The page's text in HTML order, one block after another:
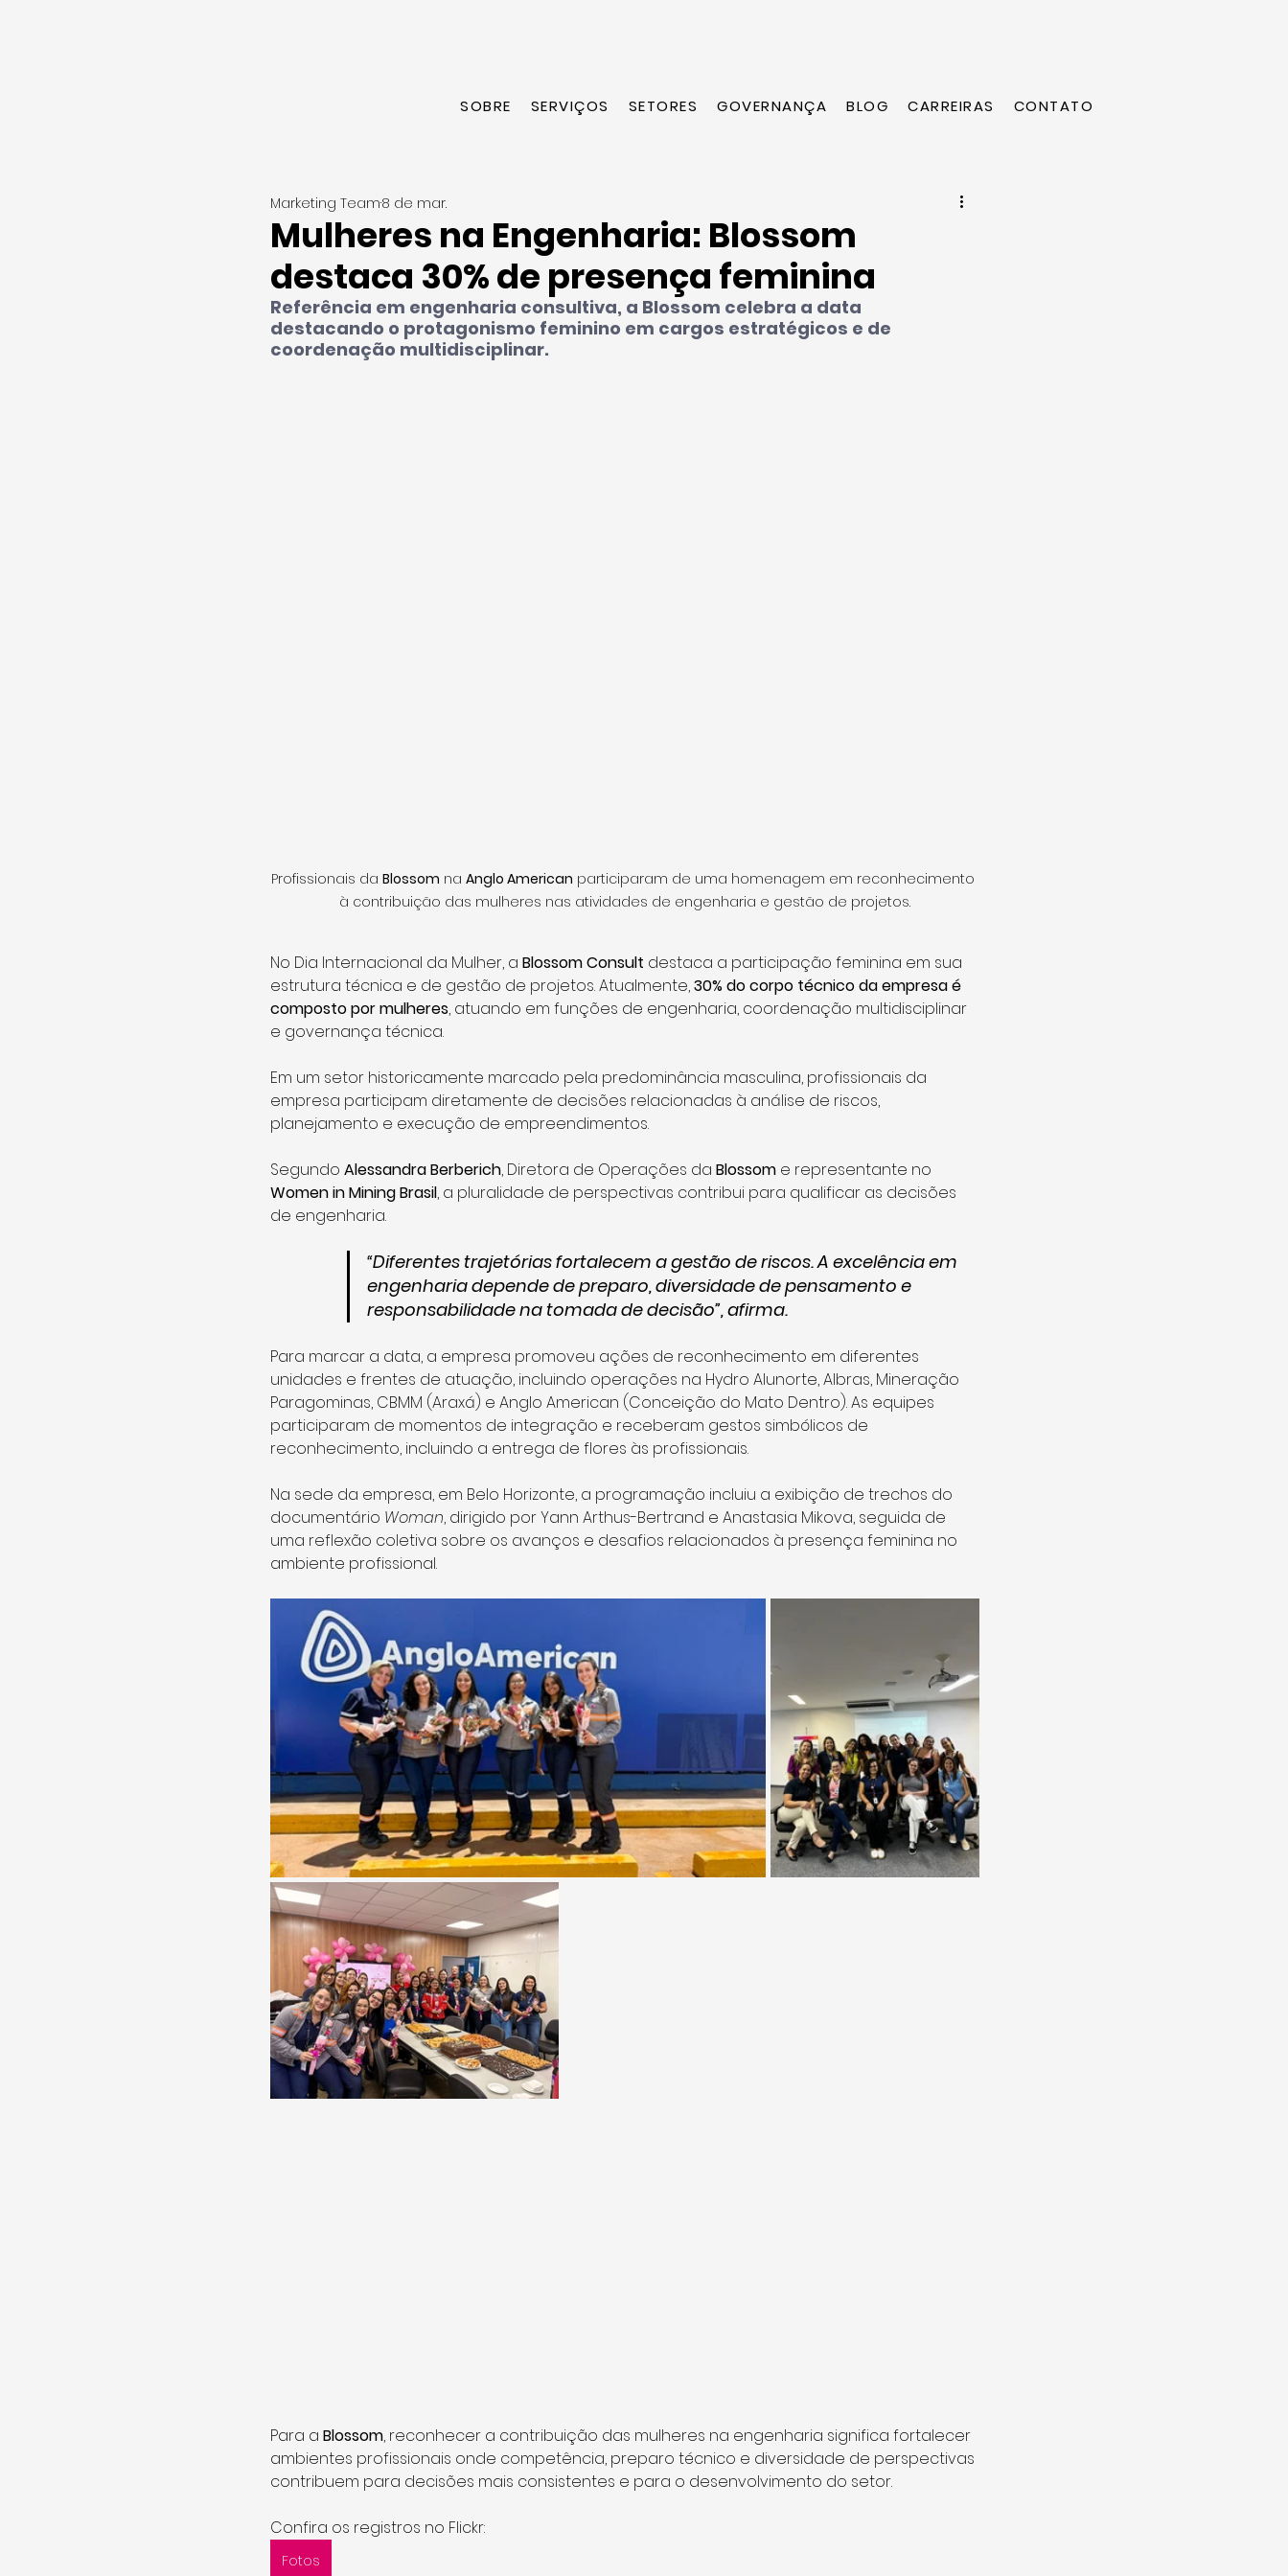
SOBRE SERVIÇOS SETORES GOVERNANÇA BLOG CARREIRAS CONTATO
Mulheres na Engenharia: Blossom
destaca 30% de presença feminina
Marketing Team8 de mar.
Referência em engenharia consultiva, a Blossom celebra a data
destacando o protagonismo feminino em cargos estratégicos e de
coordenação multidisciplinar.
Profissionais da Blossom na Anglo American participaram de uma homenagem em reconhecimento
à contribuição das mulheres nas atividades de engenharia e gestão de projetos.
No Dia Internacional da Mulher, a Blossom Consult destaca a participação feminina em sua
estrutura técnica e de gestão de projetos. Atualmente, 30% do corpo técnico da empresa é
composto por mulheres, atuando em funções de engenharia, coordenação multidisciplinar
e governança técnica.
Em um setor historicamente marcado pela predominância masculina, profissionais da
empresa participam diretamente de decisões relacionadas à análise de riscos,
planejamento e execução de empreendimentos.
Segundo Alessandra Berberich, Diretora de Operações da Blossom e representante no
Women in Mining Brasil, a pluralidade de perspectivas contribui para qualificar as decisões
de engenharia.
“Diferentes trajetórias fortalecem a gestão de riscos. A excelência em
engenharia depende de preparo, diversidade de pensamento e
responsabilidade na tomada de decisão”, afirma.
Para marcar a data, a empresa promoveu ações de reconhecimento em diferentes
unidades e frentes de atuação, incluindo operações na Hydro Alunorte, Albras, Mineração
Paragominas, CBMM (Araxá) e Anglo American (Conceição do Mato Dentro). As equipes
participaram de momentos de integração e receberam gestos simbólicos de
reconhecimento, incluindo a entrega de flores às profissionais.
Na sede da empresa, em Belo Horizonte, a programação incluiu a exibição de trechos do
documentário Woman, dirigido por Yann Arthus-Bertrand e Anastasia Mikova, seguida de
uma reflexão coletiva sobre os avanços e desafios relacionados à presença feminina no
ambiente profissional.
Para a Blossom, reconhecer a contribuição das mulheres na engenharia significa fortalecer
ambientes profissionais onde competência, preparo técnico e diversidade de perspectivas
contribuem para decisões mais consistentes e para o desenvolvimento do setor.
Confira os registros no Flickr:
Fotos